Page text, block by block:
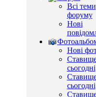
Всі теми
форуму
Нові
Нові
сьогодні
сьогодні